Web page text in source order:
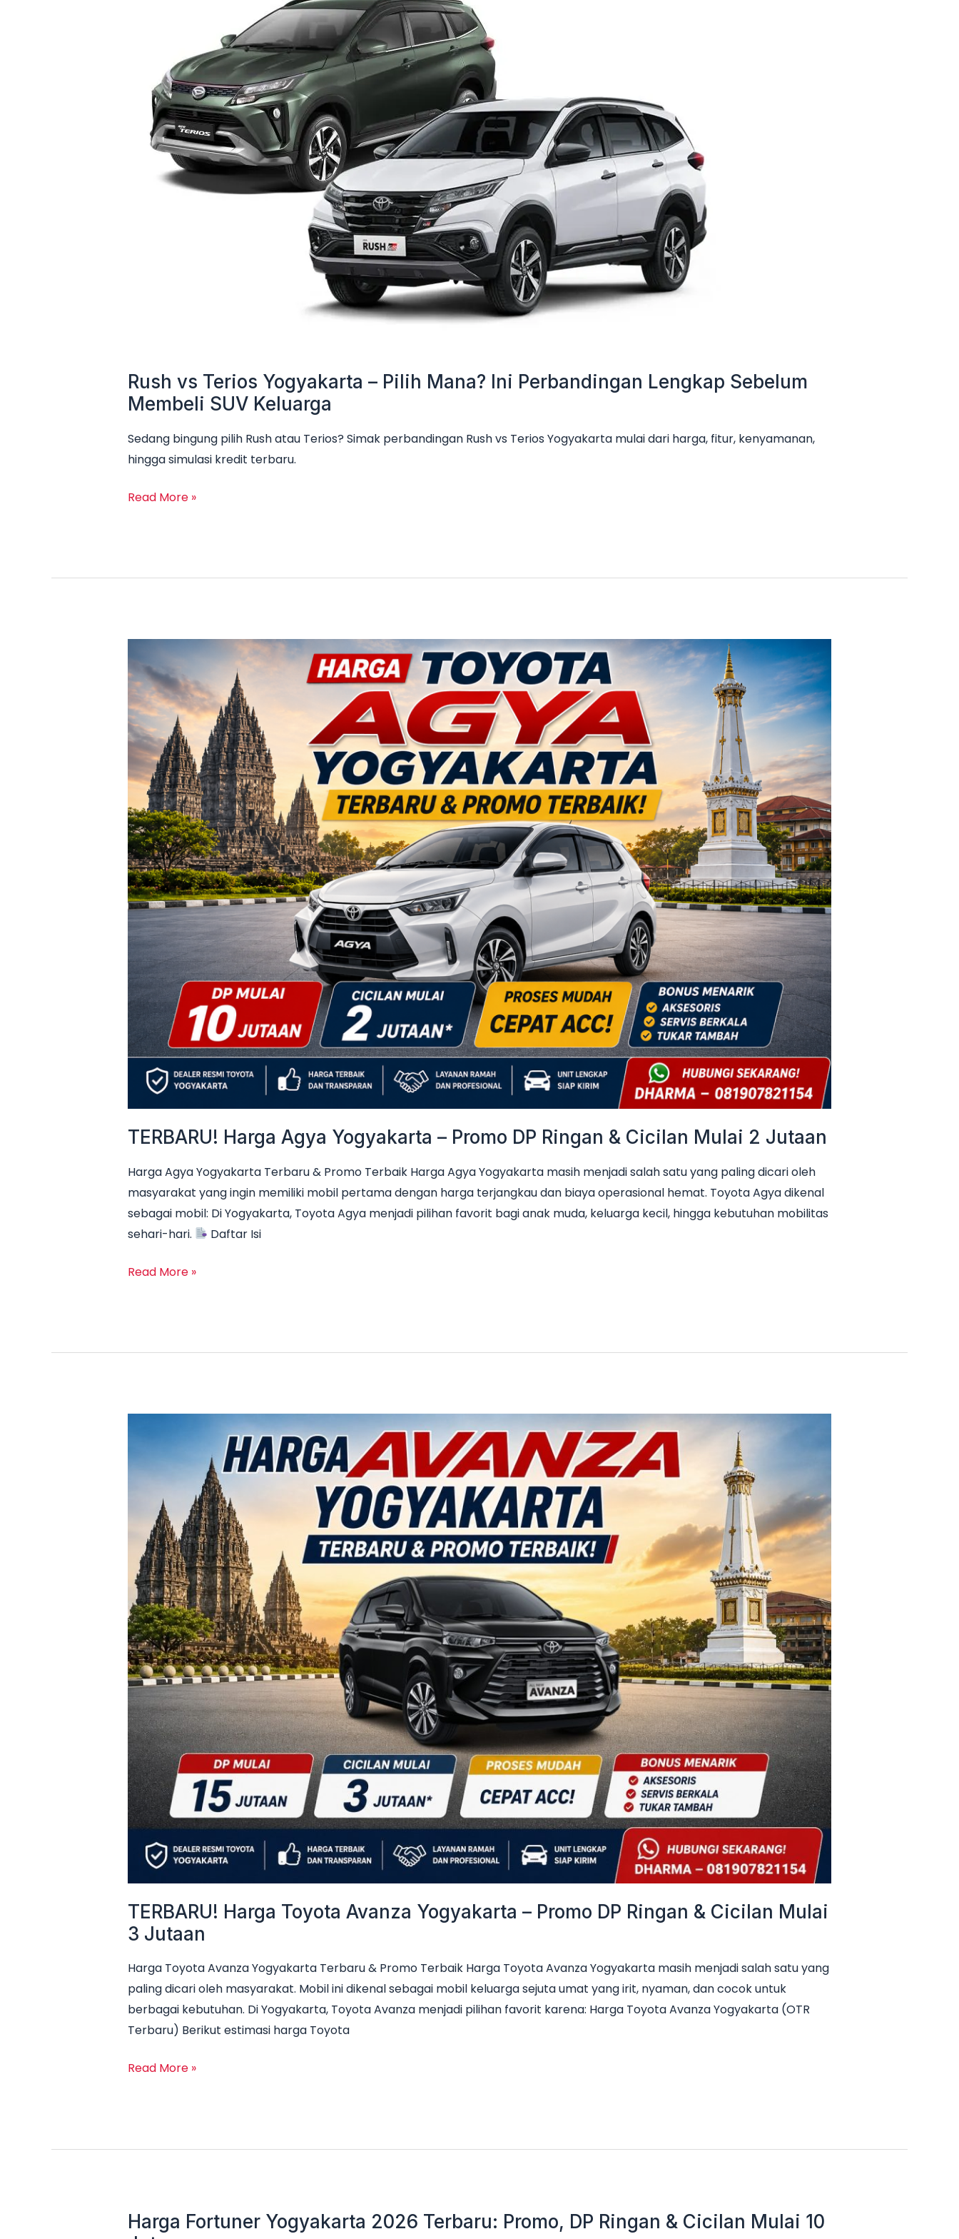
Rush vs Terios Yogyakarta – Pilih Mana? Ini Perbandingan Lengkap Sebelum
Membeli SUV Keluarga
Sedang bingung pilih Rush atau Terios? Simak perbandingan Rush vs Terios Yogyakarta mulai dari harga, fitur, kenyamanan,
hingga simulasi kredit terbaru.
Mana?
Perbandingan
Lengkap
Sebelum
Membeli
Read More »
TERBARU! Harga Agya Yogyakarta – Promo DP Ringan & Cicilan Mulai 2 Jutaan
Harga Agya Yogyakarta Terbaru & Promo Terbaik Harga Agya Yogyakarta masih menjadi salah satu yang paling dicari oleh
masyarakat yang ingin memiliki mobil pertama dengan harga terjangkau dan biaya operasional hemat. Toyota Agya dikenal
sebagai mobil: Di Yogyakarta, Toyota Agya menjadi pilihan favorit bagi anak muda, keluarga kecil, hingga kebutuhan mobilitas
sehari-hari.
Daftar Isi
TERBARU!
Harga
Agya
Yogyakarta
–
Promo
DP
Ringan
&
Cicilan
Mulai
2
Jutaan
Read More »
TERBARU! Harga Toyota Avanza Yogyakarta – Promo DP Ringan & Cicilan Mulai
3 Jutaan
Harga Toyota Avanza Yogyakarta Terbaru & Promo Terbaik Harga Toyota Avanza Yogyakarta masih menjadi salah satu yang
paling dicari oleh masyarakat. Mobil ini dikenal sebagai mobil keluarga sejuta umat yang irit, nyaman, dan cocok untuk
berbagai kebutuhan. Di Yogyakarta, Toyota Avanza menjadi pilihan favorit karena: Harga Toyota Avanza Yogyakarta (OTR
Terbaru) Berikut estimasi harga Toyota
Harga
Toyota
Avanza
Yogyakarta
Promo
DP
Ringan
&
Cicilan
Mulai
3
Jutaan
Read More »
Harga Fortuner Yogyakarta 2026 Terbaru: Promo, DP Ringan & Cicilan Mulai 10
Harga